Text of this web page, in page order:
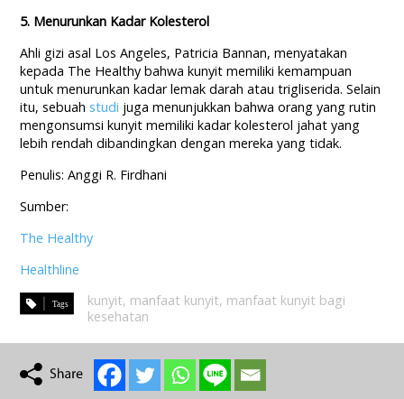
5. Menurunkan Kadar Kolesterol
Ahli gizi asal Los Angeles, Patricia Bannan, menyatakan
kepada The Healthy bahwa kunyit memiliki kemampuan
untuk menurunkan kadar lemak darah atau trigliserida. Selain
itu, sebuah studi juga menunjukkan bahwa orang yang rutin
mengonsumsi kunyit memiliki kadar kolesterol jahat yang
lebih rendah dibandingkan dengan mereka yang tidak.
Penulis: Anggi R. Firdhani
Sumber:
The Healthy
Healthline
kunyit, manfaat kunyit, manfaat kunyit bagi
kesehatan